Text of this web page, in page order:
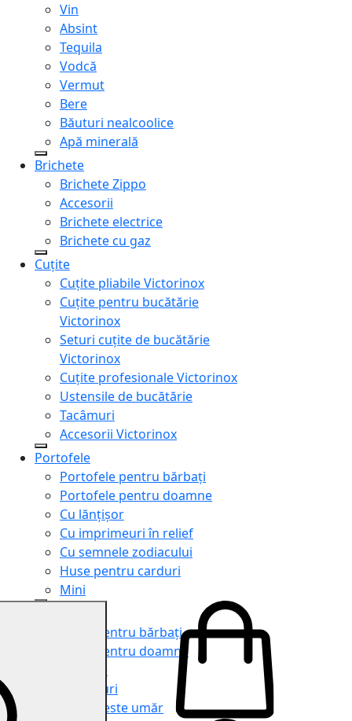
Vin
Absint
Tequila
Vodcă
Vermut
Bere
Băuturi nealcoolice
Apă minerală
Brichete
Brichete Zippo
Accesorii
Brichete electrice
Brichete cu gaz
Cuțite
Cuțite pliabile Victorinox
Cuțite pentru bucătărie
Victorinox
Seturi cuțite de bucătărie
Victorinox
Cuțite profesionale Victorinox
Ustensile de bucătărie
Tacâmuri
Accesorii Victorinox
Portofele
Portofele pentru bărbați
Portofele pentru doamne
Cu lănțișor
Cu imprimeuri în relief
Cu semnele zodiacului
Huse pentru carduri
Mini
Genți pentru bărbați
Genți pentru doamne
Serviete
Rucsacuri
Genți peste umăr